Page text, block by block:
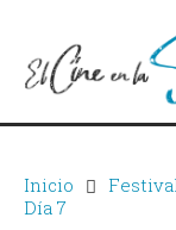
Inicio
Día 7